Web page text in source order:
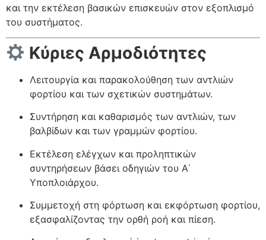
και την εκτέλεση βασικών επισκευών στον εξοπλισμό
του συστήματος.
Κύριες Αρμοδιότητες
Λειτουργία και παρακολούθηση των αντλιών
φορτίου και των σχετικών συστημάτων.
Συντήρηση και καθαρισμός των αντλιών, των
βαλβίδων και των γραμμών φορτίου.
Εκτέλεση ελέγχων και προληπτικών
συντηρήσεων βάσει οδηγιών του Α΄
Υποπλοιάρχου.
Συμμετοχή στη φόρτωση και εκφόρτωση φορτίου,
εξασφαλίζοντας την ορθή ροή και πίεση.